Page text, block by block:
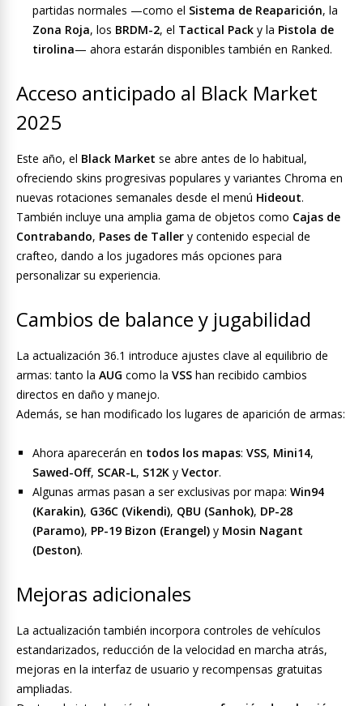
partidas normales —como el Sistema de Reaparición, la
Zona Roja, los BRDM-2, el Tactical Pack y la Pistola de
tirolina— ahora estarán disponibles también en Ranked.
Acceso anticipado al Black Market
2025
Este año, el Black Market se abre antes de lo habitual,
ofreciendo skins progresivas populares y variantes Chroma en
nuevas rotaciones semanales desde el menú Hideout.
También incluye una amplia gama de objetos como Cajas de
Contrabando, Pases de Taller y contenido especial de
crafteo, dando a los jugadores más opciones para
personalizar su experiencia.
Cambios de balance y jugabilidad
La actualización 36.1 introduce ajustes clave al equilibrio de
armas: tanto la AUG como la VSS han recibido cambios
directos en daño y manejo.
Además, se han modificado los lugares de aparición de armas:
Ahora aparecerán en todos los mapas: VSS, Mini14,
Sawed-Off, SCAR-L, S12K y Vector.
Algunas armas pasan a ser exclusivas por mapa: Win94
(Karakin), G36C (Vikendi), QBU (Sanhok), DP-28
(Paramo), PP-19 Bizon (Erangel) y Mosin Nagant
(Deston).
Mejoras adicionales
La actualización también incorpora controles de vehículos
estandarizados, reducción de la velocidad en marcha atrás,
mejoras en la interfaz de usuario y recompensas gratuitas
ampliadas.